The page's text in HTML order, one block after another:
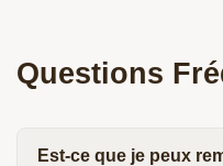
Questions
Est-ce que je peux